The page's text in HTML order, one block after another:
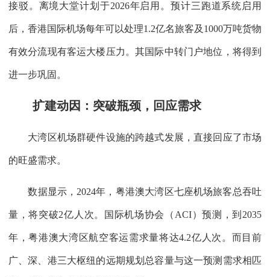
接驳。离境大堂计划于2026年启用。预计三跑道系统启用
后，香港国际机场每年可以处理1.2亿名旅客及1000万吨货物
有效分流现有客运大楼压力。其国际中转门户地位，将得到
进一步巩固。
扩建动因：突破瓶颈，回应需求
大湾区机场群硬件设施的跨越式发展，直接回应了市场
的旺盛需求。
数据显示，2024年，粤港澳大湾区七座机场旅客总吞吐
量，将突破2亿人次。国际机场协会（ACI）预测，到2035
年，粤港澳大湾区航空客运需求量将达4.2亿人次。而目前
广、深、港三大枢纽的远期规划总容量与这一预测需求相匹